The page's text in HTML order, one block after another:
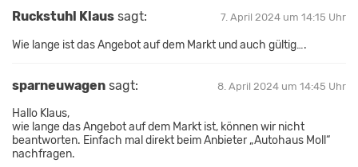
Ruckstuhl Klaus sagt: 7. April 2024 um 14:15 Uhr
Wie lange ist das Angebot auf dem Markt und auch gültig….
sparneuwagen sagt: 8. April 2024 um 14:45 Uhr
Hallo Klaus,
wie lange das Angebot auf dem Markt ist, können wir nicht
beantworten. Einfach mal direkt beim Anbieter „Autohaus Moll“
nachfragen.